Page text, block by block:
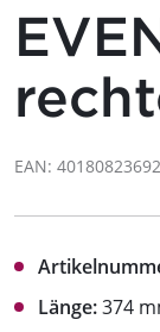
EAN:
Länge:374